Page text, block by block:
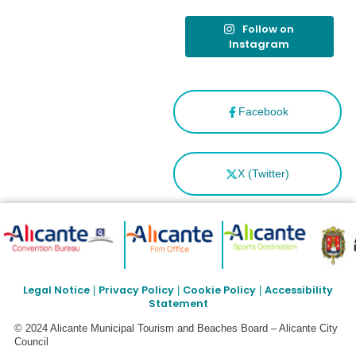
Facebook
X (Twitter)
Follow on
Instagram
Legal Notice Privacy Policy Cookie Policy
Accessibility
Statement
© 2024 Alicante Municipal Tourism and Beaches Board – Alicante City
Council